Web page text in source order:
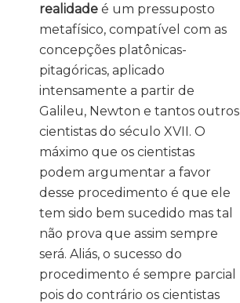
realidade é um pressuposto
metafísico, compatível com as
concepções platônicas-
pitagóricas, aplicado
intensamente a partir de
Galileu, Newton e tantos outros
cientistas do século XVII. O
máximo que os cientistas
podem argumentar a favor
desse procedimento é que ele
tem sido bem sucedido mas tal
não prova que assim sempre
será. Aliás, o sucesso do
procedimento é sempre parcial
pois do contrário os cientistas